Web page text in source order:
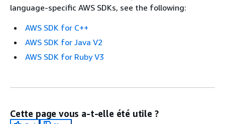
language-specific AWS SDKs, see the following:
AWS SDK for C++
AWS SDK for Java V2
AWS SDK for Ruby V3
Cette page vous a-t-elle été utile ?